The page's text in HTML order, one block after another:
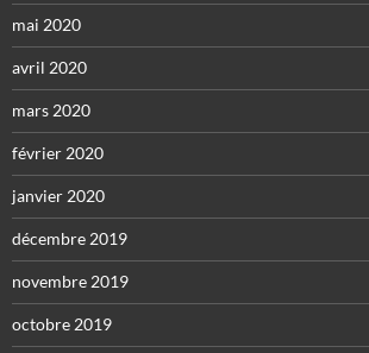
mai 2020
avril 2020
mars 2020
février 2020
janvier 2020
décembre 2019
novembre 2019
octobre 2019